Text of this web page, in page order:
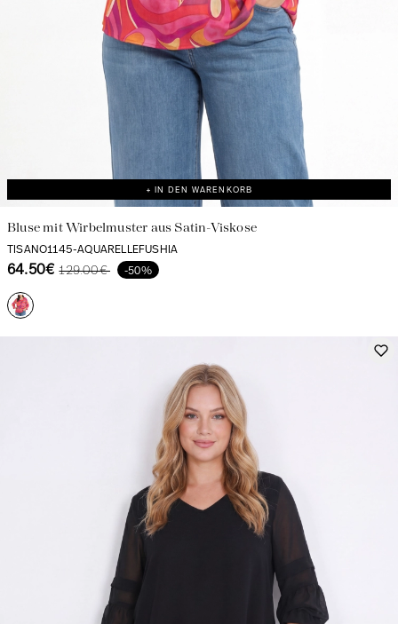
+ IN DEN WARENKORB
Bluse mit Wirbelmuster aus Satin-Viskose
TISANO1145-AQUARELLEFUSHIA
64.50€ 129.00€ -50%